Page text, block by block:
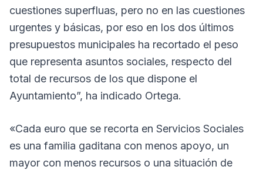
cuestiones superfluas, pero no en las cuestiones
urgentes y básicas, por eso en los dos últimos
presupuestos municipales ha recortado el peso
que representa asuntos sociales, respecto del
total de recursos de los que dispone el
Ayuntamiento”, ha indicado Ortega.
«Cada euro que se recorta en Servicios Sociales
es una familia gaditana con menos apoyo, un
mayor con menos recursos o una situación de